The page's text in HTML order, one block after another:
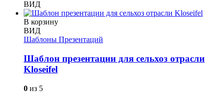
ВИД
В корзину
ВИД
Шаблоны Презентаций
Шаблон презентации для сельхоз отрасли
Kloseifel
0 из 5